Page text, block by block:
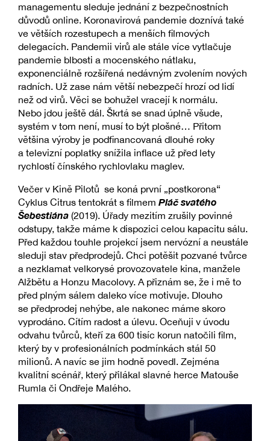
managementu sleduje jednání z bezpečnostních
důvodů online. Koronavirová pandemie doznívá také
ve větších rozestupech a menších filmových
delegacích. Pandemii virů ale stále více vytlačuje
pandemie blbosti a mocenského nátlaku,
exponenciálně rozšířená nedávným zvolením nových
radních. Už zase nám větší nebezpečí hrozí od lidí
než od virů. Věci se bohužel vracejí k normálu.
Nebo jdou ještě dál. Škrtá se snad úplně všude,
systém v tom není, musí to být plošné… Přitom
většina výroby je podfinancovaná dlouhé roky
a televizní poplatky snížila inflace už před lety
rychlostí čínského rychlovlaku maglev.
Večer v Kině Pilotů se koná první „postkorona“
Cyklus Citrus tentokrát s filmem Pláč svatého
Šebestiána (2019). Úřady mezitím zrušily povinné
odstupy, takže máme k dispozici celou kapacitu sálu.
Před každou touhle projekcí jsem nervózní a neustále
sleduji stav předprodejů. Chci potěšit pozvané tvůrce
a nezklamat velkorysé provozovatele kina, manžele
Alžbětu a Honzu Macolovy. A přiznám se, že i mě to
před plným sálem daleko více motivuje. Dlouho
se předprodej nehýbe, ale nakonec máme skoro
vyprodáno. Cítím radost a úlevu. Oceňuji v úvodu
odvahu tvůrců, kteří za 600 tisíc korun natočili film,
který by v profesionálních podmínkách stál 50
milionů. A navíc se jim hodně povedl. Zejména
kvalitní scénář, který přilákal slavné herce Matouše
Rumla či Ondřeje Malého.